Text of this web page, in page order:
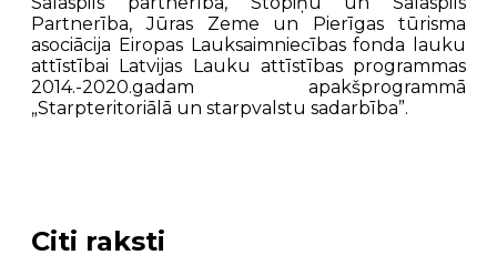
Partnerība, Jūras Zeme un Pierīgas tūrisma
asociācija Eiropas Lauksaimniecības fonda lauku
attīstībai Latvijas Lauku attīstības programmas
2014.-2020.gadam apakšprogrammā
„Starpteritoriālā un starpvalstu sadarbība”.
Citi raksti